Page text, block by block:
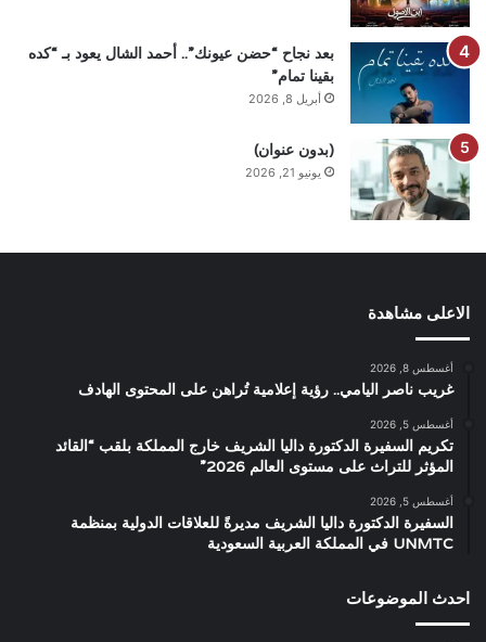
بعد نجاح “حضن عيونك”.. أحمد الشال يعود بـ “كده
بقينا تمام”
أبريل 8, 2026
(بدون عنوان)
يونيو 21, 2026
الاعلى مشاهدة
أغسطس 8, 2026
غريب ناصر اليامي.. رؤية إعلامية تُراهن على المحتوى الهادف
أغسطس 5, 2026
تكريم السفيرة الدكتورة داليا الشريف خارج المملكة بلقب “القائد
المؤثر للتراث على مستوى العالم 2026”
أغسطس 5, 2026
السفيرة الدكتورة داليا الشريف مديرةً للعلاقات الدولية بمنظمة
UNMTC في المملكة العربية السعودية
احدث الموضوعات